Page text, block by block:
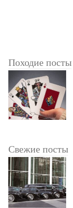
Походие посты
Свежие посты